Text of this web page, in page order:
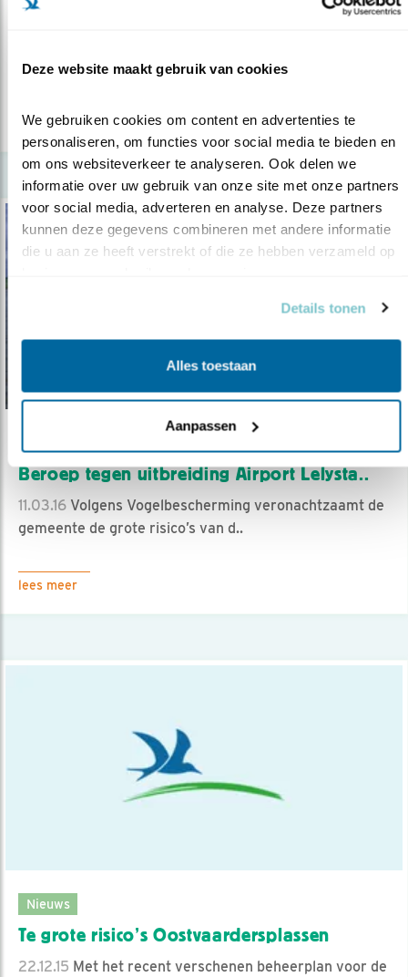
Deze website maakt gebruik van cookies
We gebruiken cookies om content en advertenties te
personaliseren, om functies voor social media te bieden en
om ons websiteverkeer te analyseren. Ook delen we
informatie over uw gebruik van onze site met onze partners
voor social media, adverteren en analyse. Deze partners
kunnen deze gegevens combineren met andere informatie
die u aan ze heeft verstrekt of die ze hebben verzameld op
Details tonen
Alles toestaan
Aanpassen
Ondermaats onderzoek vliegveld Lelystad
zijn de natuuronderzoeken voor d..
lees meer
Beroep tegen uitbreiding Airport Lelysta..
11.03.16 Volgens Vogelbescherming veronachtzaamt de
gemeente de grote risico’s van d..
lees meer
Nieuws
Te grote risico’s Oostvaardersplassen
22.12.15 Met het recent verschenen beheerplan voor de